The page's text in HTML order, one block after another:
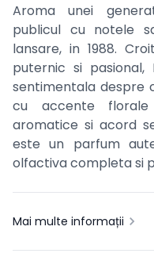
Aroma unei
publicul cu notele
lansare, in 1988.
puternic si pasional,
sentimentala despre
cu accente
aromatice si acord
este un parfum
olfactiva completa si
Mai multe informații